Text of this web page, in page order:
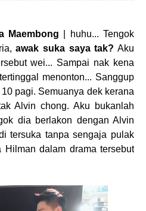
Maembong | huhu... Tengok
awak suka saya tak? Aku
wei... Sampai nak kena
menonton... Sanggup
pagi. Semuanya dek kerana
Alvin chong. Aku bukanlah
dia berlakon dengan Alvin
tersuka tanpa sengaja pulak
dalam drama tersebut